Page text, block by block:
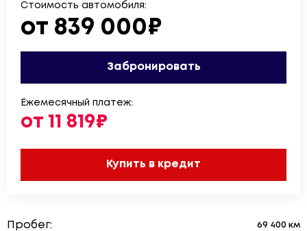
Стоимость автомобиля:
от 839 000₽
Забронировать
Ежемесячный платеж:
от 11 819₽
Купить в кредит
Пробег: 69 400 км